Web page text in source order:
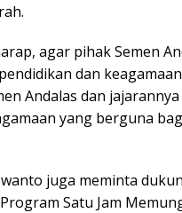
agar pihak Semen
dan
Andalas dan
yang berguna
juga meminta
Satu Jam